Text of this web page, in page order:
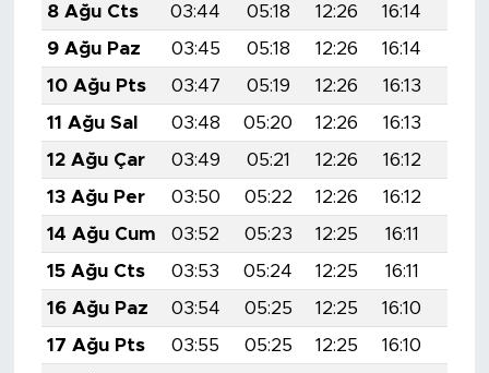
8 Ağu Cts
03:44 05:18 12:26 16:14
9 Ağu Paz
03:45 05:18 12:26 16:14
10 Ağu Pts
03:47 05:19 12:26 16:13
11 Ağu Sal
03:48 05:20 12:26 16:13
12 Ağu Çar
03:49 05:21 12:26 16:12
13 Ağu Per
03:50 05:22 12:26 16:12
14 Ağu Cum
03:52 05:23 12:25 16:11
15 Ağu Cts
03:53 05:24 12:25 16:11
16 Ağu Paz
03:54 05:25 12:25 16:10
17 Ağu Pts
03:55 05:25 12:25 16:10